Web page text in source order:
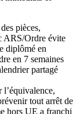
pièces,
ARS/Ordre évite
diplômé en
en 7 semaines
partagé
l’équivalence,
tout arrêt de
hors UE a franchi